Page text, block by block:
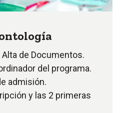
de Documentos.
del programa.
admisión.
y las 2 primeras